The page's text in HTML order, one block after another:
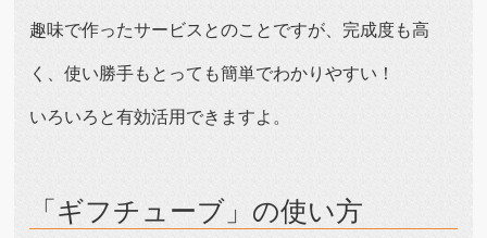
趣味で作ったサービスとのことですが、完成度も高
く、使い勝手もとっても簡単でわかりやすい！
いろいろと有効活用できますよ。
「ギフチューブ」の使い方